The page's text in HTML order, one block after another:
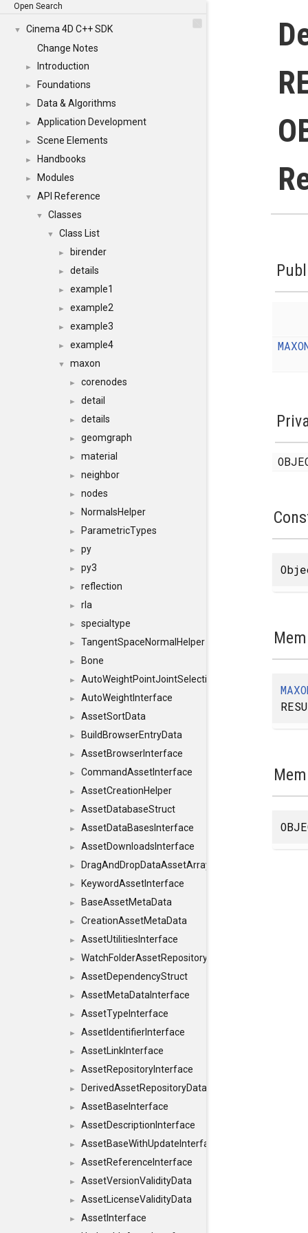
Open Search
▼
Cinema 4D C++ SDK
Change Notes
► Introduction
► Foundations
► Data & Algorithms
► Application Development
► Scene Elements
► Handbooks
► Modules
▼ API Reference
▼ Classes
▼ Class List
► birender
► details
► example1
► example2
► example3
► example4
▼ maxon
► corenodes
► detail
► details
► geomgraph
► material
► neighbor
► nodes
► NormalsHelper
► ParametricTypes
► py
► py3
► reflection
► rla
► specialtype
► TangentSpaceNormalHelper
► Bone
► AutoWeightPointJointSelections
► AutoWeightInterface
► AssetSortData
► BuildBrowserEntryData
► AssetBrowserInterface
► CommandAssetInterface
► AssetCreationHelper
► AssetDatabaseStruct
► AssetDataBasesInterface
► AssetDownloadsInterface
► DragAndDropDataAssetArray
► KeywordAssetInterface
► BaseAssetMetaData
► CreationAssetMetaData
► AssetUtilitiesInterface
► WatchFolderAssetRepositoryInterface
► AssetDependencyStruct
► AssetMetaDataInterface
► AssetTypeInterface
► AssetIdentifierInterface
► AssetLinkInterface
► AssetRepositoryInterface
► DerivedAssetRepositoryDataInterface
► AssetBaseInterface
► AssetDescriptionInterface
► AssetBaseWithUpdateInterface
► AssetReferenceInterface
► AssetVersionValidityData
► AssetLicenseValidityData
►
AssetInterface